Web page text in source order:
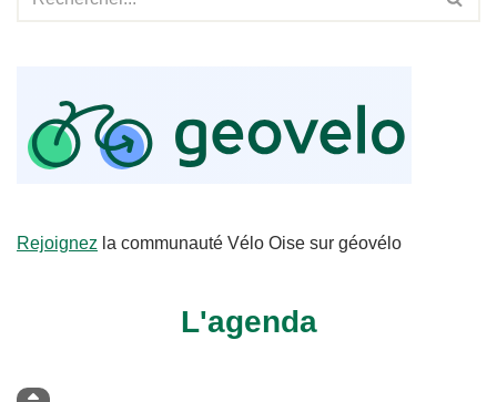
Rejoignez la communauté Vélo Oise sur géovélo
L'agenda